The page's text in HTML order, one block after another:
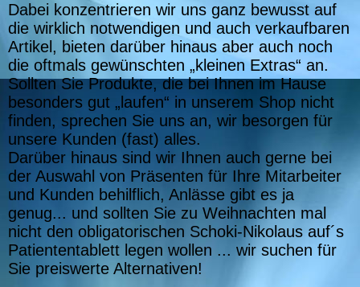
Dabei konzentrieren wir uns ganz bewusst auf
die wirklich notwendigen und auch verkaufbaren
Artikel, bieten darüber hinaus aber auch noch
die oftmals gewünschten „kleinen Extras“ an.
Sollten Sie Produkte, die bei Ihnen im Hause
besonders gut „laufen“ in unserem Shop nicht
finden, sprechen Sie uns an, wir besorgen für
unsere Kunden (fast) alles.
Darüber hinaus sind wir Ihnen auch gerne bei
der Auswahl von Präsenten für Ihre Mitarbeiter
und Kunden behilflich, Anlässe gibt es ja
genug... und sollten Sie zu Weihnachten mal
nicht den obligatorischen Schoki-Nikolaus auf´s
Patiententablett legen wollen ... wir suchen für
Sie preiswerte Alternativen!